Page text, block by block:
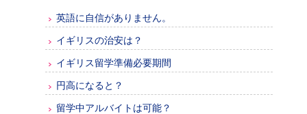
英語に自信がありません。
イギリスの治安は？
イギリス留学準備必要期間
円高になると？
留学中アルバイトは可能？